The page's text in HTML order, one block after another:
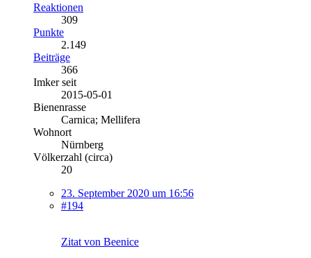
Reaktionen
309
Punkte
2.149
Beiträge
366
Imker seit
2015-05-01
Bienenrasse
Carnica; Mellifera
Wohnort
Nürnberg
Völkerzahl (circa)
20
23. September 2020 um 16:56
#194
Zitat von Beenice